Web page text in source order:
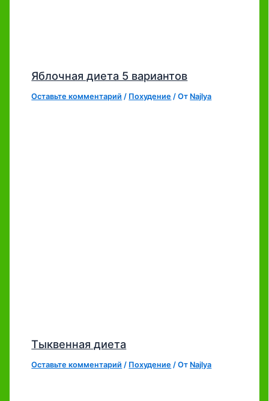
Яблочная диета 5 вариантов
Оставьте комментарий / Похудение / От Najlya
Тыквенная диета
Оставьте комментарий / Похудение / От Najlya